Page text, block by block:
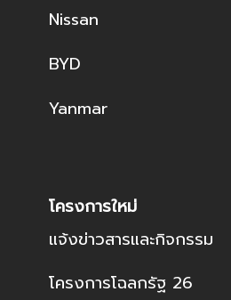
Nissan
BYD
Yanmar
โครงการใหม่
แจ้งข่าวสารและกิจกรรม
โครงการโฉลกรัฐ 26